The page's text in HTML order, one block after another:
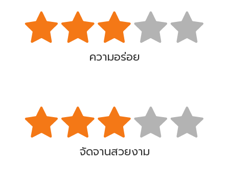
ความอร่อย
จัดจานสวยงาม